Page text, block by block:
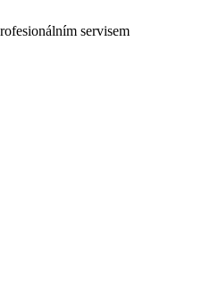
servisem